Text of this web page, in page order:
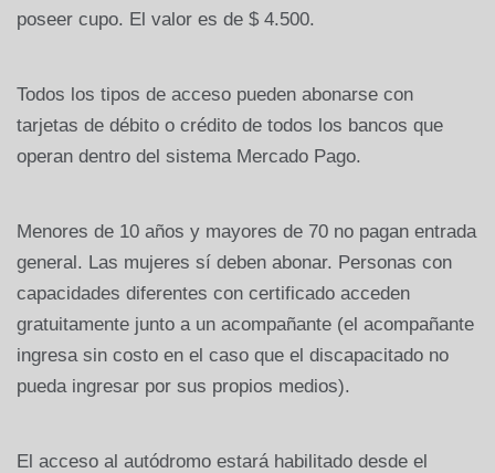
poseer cupo. El valor es de $ 4.500.
Todos los tipos de acceso pueden abonarse con
tarjetas de débito o crédito de todos los bancos que
operan dentro del sistema Mercado Pago.
Menores de 10 años y mayores de 70 no pagan entrada
general. Las mujeres sí deben abonar. Personas con
capacidades diferentes con certificado acceden
gratuitamente junto a un acompañante (el acompañante
ingresa sin costo en el caso que el discapacitado no
pueda ingresar por sus propios medios).
El acceso al autódromo estará habilitado desde el